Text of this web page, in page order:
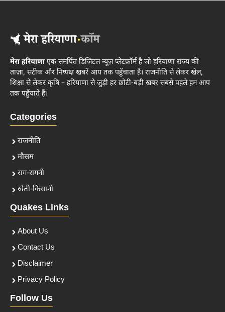
मेरा हरियाणाएक समर्पित डिजिटल न्यूज़ प्लेटफ़ॉर्म है जो हरियाणा राज्य की
ताज़ा, सटीक और निष्पक्ष खबरें आप तक पहुँचाता है। राजनीति से लेकर खेल,
शिक्षा से लेकर कृषि – हरियाणा से जुड़ी हर छोटी-बड़ी खबर सबसे पहले हम आप
तक पहुँचाते हैं।
Categories
राजनीति
मौसम
राग-रागनी
खेती-किसानी
Quakes Links
About Us
Contact Us
Disclaimer
Privacy Policy
Follow Us